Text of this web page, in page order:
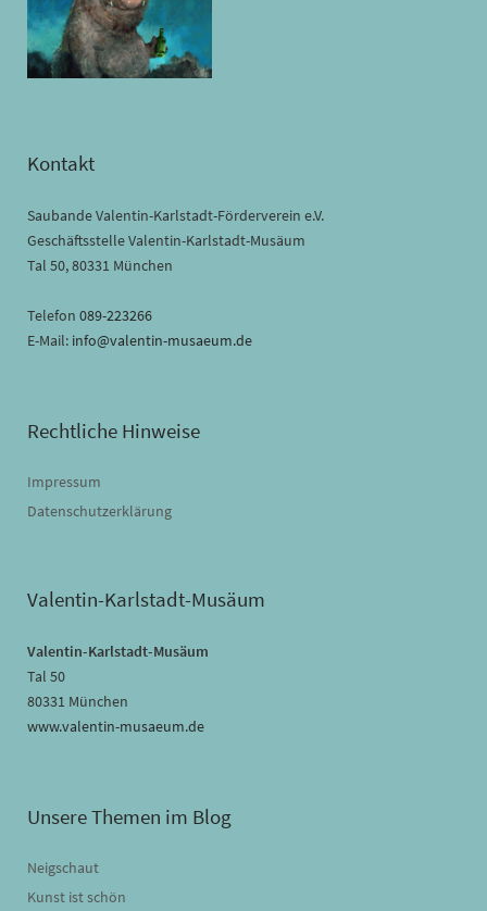
Kontakt
Saubande Valentin-Karlstadt-Förderverein e.V.
Geschäftsstelle Valentin-Karlstadt-Musäum
Tal 50, 80331 München
Telefon 089-223266
E-Mail: info@valentin-musaeum.de
Rechtliche Hinweise
Impressum
Datenschutzerklärung
Valentin-Karlstadt-Musäum
Valentin-Karlstadt-Musäum
Tal 50
80331 München
www.valentin-musaeum.de
Unsere Themen im Blog
Neigschaut
Kunst ist schön